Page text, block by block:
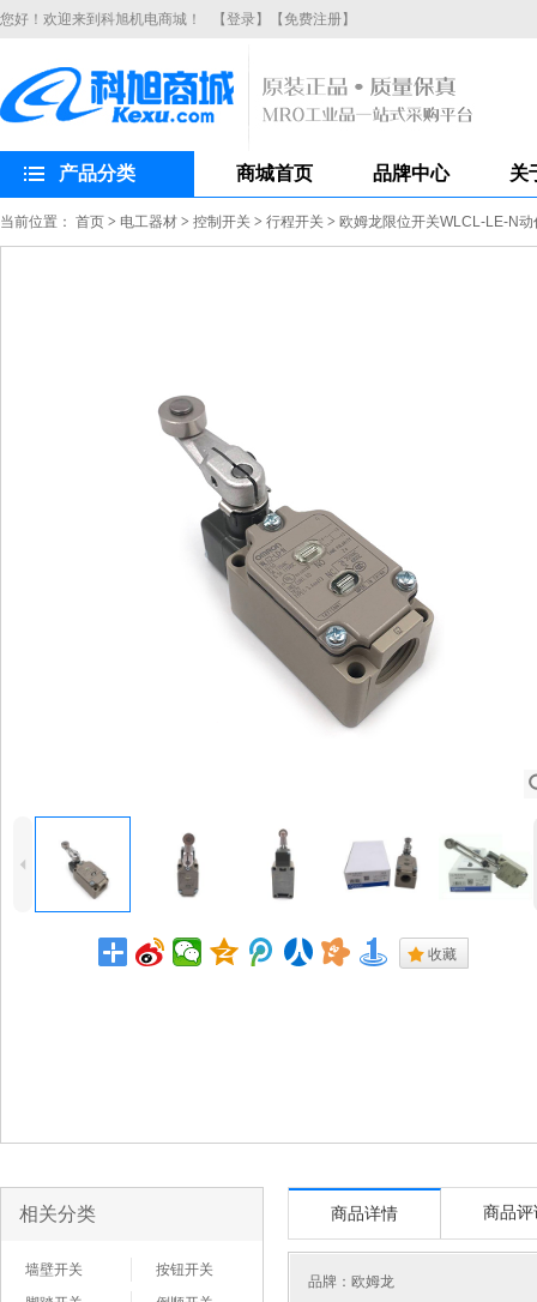
您好！欢迎来到科旭机电商城！ 【登录】 【免费注册】
产品分类 商城首页 品牌中心 关
当前位置： 首页 > 电工器材 > 控制开关 > 行程开关 > 欧姆龙限位开关WLCL-LE-N
4
. 收藏
相关分类
墙壁开关
按钮开关
商品详情 商品评
品牌： 欧姆龙